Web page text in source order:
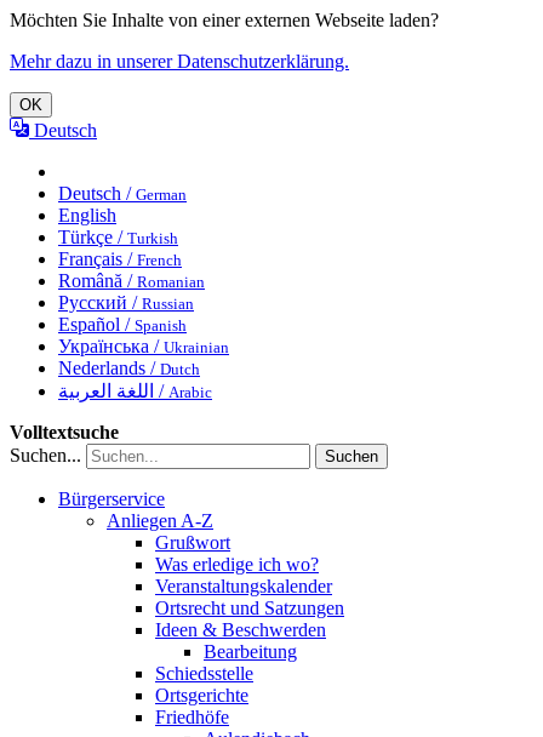
Möchten Sie Inhalte von einer externen Webseite laden?
Mehr dazu in unserer Datenschutzerklärung.
OK
Deutsch
Deutsch / German
English
Türkçe / Turkish
Français / French
Română / Romanian
Русский / Russian
Español / Spanish
Українська / Ukrainian
Nederlands / Dutch
اللغة العربية / Arabic
Volltextsuche
Suchen...
Suchen
Bürgerservice
Anliegen A-Z
Grußwort
Was erledige ich wo?
Veranstaltungskalender
Ortsrecht und Satzungen
Ideen & Beschwerden
Bearbeitung
Schiedsstelle
Ortsgerichte
Friedhöfe